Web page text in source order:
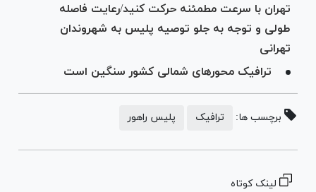
تهران با سرعت مطمئنه حرکت کنید/رعایت فاصله
طولی و توجه به جلو توصیه پلیس به شهروندان
تهرانی
ترافیک محورهای شمالی کشور سنگین است
برچسب ها: ترافیک پلیس راهور
لینک کوتاه